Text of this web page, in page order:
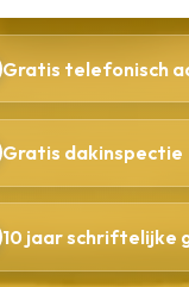
Gratis telefonisch
Gratis dakinspectie
10 jaar schriftelijke